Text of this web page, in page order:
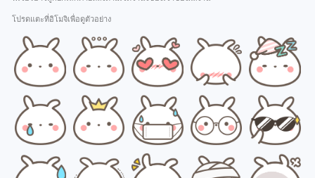
โปรดแตะที่อิโมจิเพื่อดูตัวอย่าง